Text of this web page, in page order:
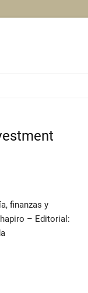
finanzas y
– Editorial: